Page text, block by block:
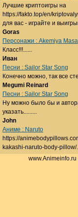
Лучшие криптоигры на
https://fakto.top/en/
для вас - играйте и
Goras
Персонажи : Akemiya
Класс!!!......
Иван
Песни : Sailor Star Song
Конечно можно, так все
Megumi Reinard
Песни : Sailor Star Song
Ну можно было бы и
указать.........
John
Аниме : Naruto
https://
kakashi-naruto-body-pillow/
www.Animeinfo.ru